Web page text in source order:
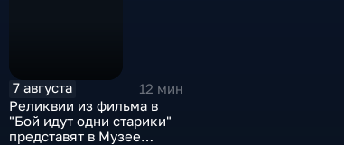
7 августа
12 мин
Реликвии из фильма в
"Бой идут одни старики"
представят в Музее